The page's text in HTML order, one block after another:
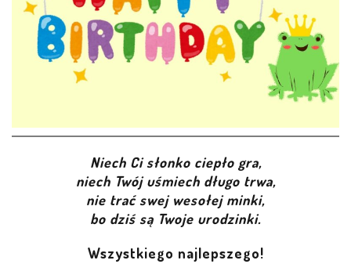
LEŚNE PSZCZÓŁKI – BYSŁAW
ŻABKI – BYSŁAW
WIEWIÓRKI – BYSŁAW
MISIE – BYSŁAW
PSZCZÓŁKI – LUBIEWO
WIEWIÓRKI – LUBIEWO
Niech Ci słonko ciepło gra,
niech Twój uśmiech długo trwa,
nie trać swej wesołej minki,
bo dziś są Twoje urodzinki.
Wszystkiego najlepszego!